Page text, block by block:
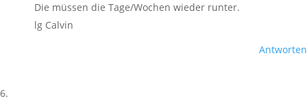
Die müssen die Tage/Wochen wieder runter.
lg Calvin
Antworten